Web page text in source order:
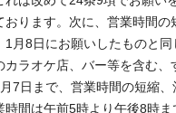
おります。次に、営業時間の
1月8日にお願いしたものと
カラオケ店、バー等を含む、
7日まで、営業時間の短縮
時間は午前5時より午後8時